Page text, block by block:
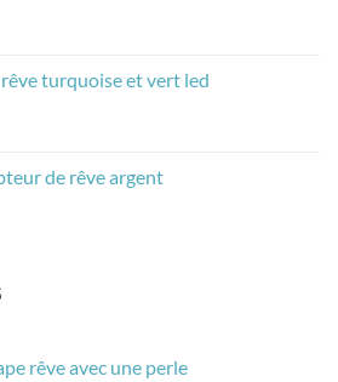
turquoise et vert led
de rêve argent
rêve avec une perle